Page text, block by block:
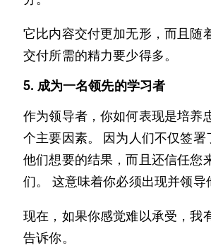
它比内容交付更加无形，而且随
交付所需的精力要少得多。
5. 成为一名领先的学习者
作为领导者，你如何表现是培养
个主要因素。 因为人们不仅签署
他们想要的结果，而且还信任您
们。 这意味着你必须出现并领导
现在，如果你感觉难以承受，我
告诉你。